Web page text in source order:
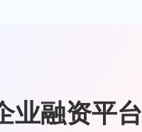
业融资平台